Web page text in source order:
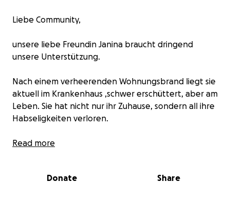
Liebe Community,
unsere liebe Freundin Janina braucht dringend
unsere Unterstützung.
Nach einem verheerenden Wohnungsbrand liegt sie
aktuell im Krankenhaus ,schwer erschüttert, aber am
Leben. Sie hat nicht nur ihr Zuhause, sondern all ihre
Habseligkeiten verloren.
Trotz der Gefahr hat sie unglaublich mutig
rettete damit laut Polizei das Leben ihres Nachbarn.
Read more
Donate Share